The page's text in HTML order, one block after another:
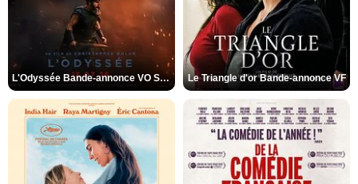
L'Odyssée Bande-annonce VO STFR Le Triangle d'or Bande-annonce VF